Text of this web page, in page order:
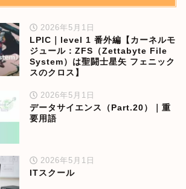
2026年5月1日
LPIC｜level 1 番外編【カーネルモ
ジュール：ZFS（Zettabyte File
System）は聖闘士星矢 フェニック
スのクロス】
2026年5月1日
データサイエンス（Part.20）｜重
要用語
2026年5月1日
ITスクール